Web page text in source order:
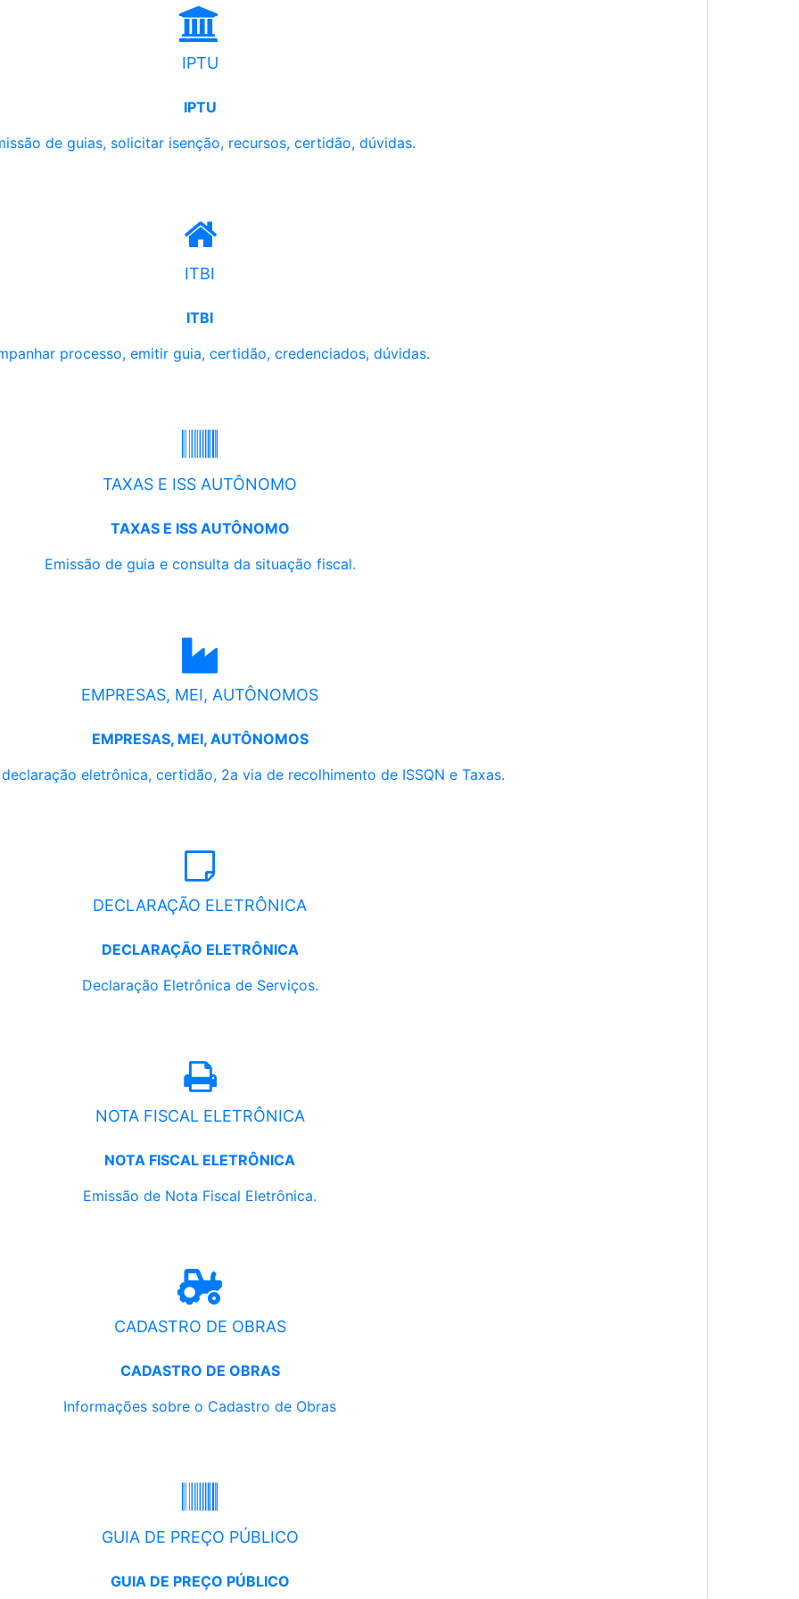
IPTU
IPTU
de guias, solicitar isenção, recursos, certidão, dúvidas.
ITBI
ITBI
processo, emitir guia, certidão, credenciados, dúvidas.
TAXAS E ISS AUTÔNOMO
TAXAS E ISS AUTÔNOMO
Emissão de guia e consulta da situação fiscal.
EMPRESAS, MEI, AUTÔNOMOS
EMPRESAS, MEI, AUTÔNOMOS
eletrônica, certidão, 2a via de recolhimento de ISSQN e Taxas.
DECLARAÇÃO ELETRÔNICA
DECLARAÇÃO ELETRÔNICA
Declaração Eletrônica de Serviços.
NOTA FISCAL ELETRÔNICA
NOTA FISCAL ELETRÔNICA
Emissão de Nota Fiscal Eletrônica.
CADASTRO DE OBRAS
CADASTRO DE OBRAS
Informações sobre o Cadastro de Obras
GUIA DE PREÇO PÚBLICO
GUIA DE PREÇO PÚBLICO